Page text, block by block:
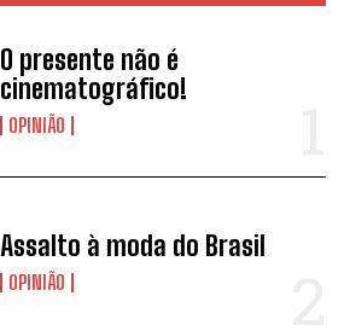
O presente não é
cinematográfico!
OPINIÃO
Assalto à moda do Brasil
OPINIÃO